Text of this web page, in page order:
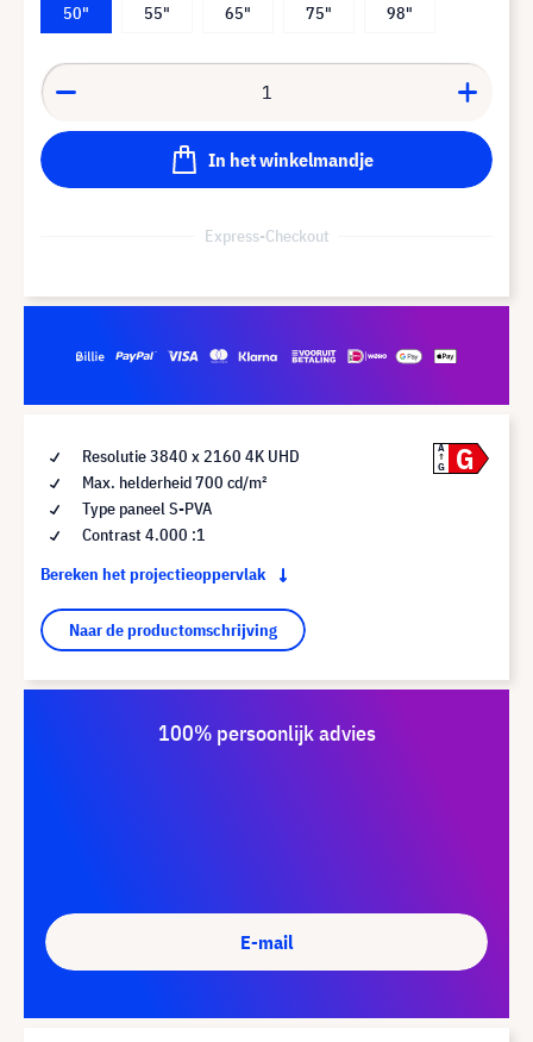
50"
55" 65" 75" 98"
In het winkelmandje
Express-Checkout
Resolutie 3840 x 2160 4K UHD
Max. helderheid 700 cd/m²
Type paneel S-PVA
Contrast 4.000 :1
Bereken het projectieoppervlak
Naar de productomschrijving
A
G
G
100% persoonlijk advies
E-mail